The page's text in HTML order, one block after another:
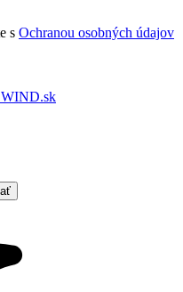
s Ochranou osobných údajov